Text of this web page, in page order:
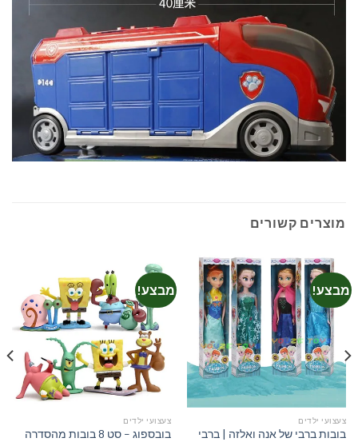
מוצרים קשורים
מבצע!
צעצועי ילדים
בובות ברבי של אנה ואלזה | ברבי
מבצע!
צעצועי ילדים
בובספוג – סט 8 בובות מהסדרה